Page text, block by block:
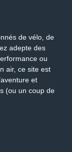
de vélo, de
adepte des
ou
air, ce site est
et
(ou un coup de